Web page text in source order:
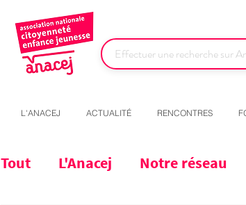
L'ANACEJ ACTUALITÉ RENCONTRES
Tout L'Anacej Notre réseau